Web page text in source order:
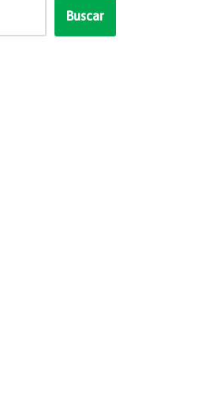
Buscar